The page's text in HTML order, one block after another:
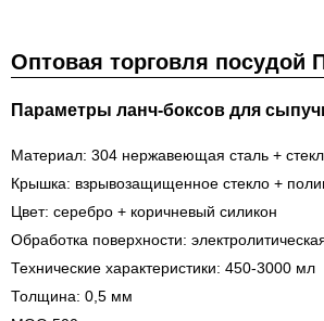
Оптовая торговля посудой
Параметры ланч-боксов для
Материал: 304 нержавеющая сталь +
Крышка: взрывозащищенное стекло +
Цвет: серебро + коричневый силикон
Обработка поверхности:
Технические характеристики: 450-3000 мл
Толщина: 0,5 мм